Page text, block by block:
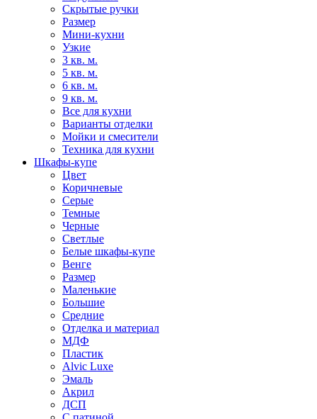
Скрытые ручки
Размер
Мини-кухни
Узкие
3 кв. м.
5 кв. м.
6 кв. м.
9 кв. м.
Все для кухни
Варианты отделки
Мойки и смесители
Техника для кухни
Шкафы-купе
Цвет
Коричневые
Серые
Темные
Черные
Светлые
Белые шкафы-купе
Венге
Размер
Маленькие
Большие
Средние
Отделка и материал
МДФ
Пластик
Alvic Luxe
Эмаль
Акрил
ДСП